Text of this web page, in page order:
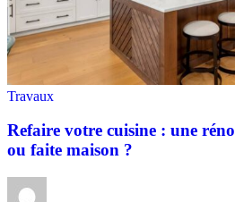
Travaux
Refaire votre cuisine : une
ou faite maison ?